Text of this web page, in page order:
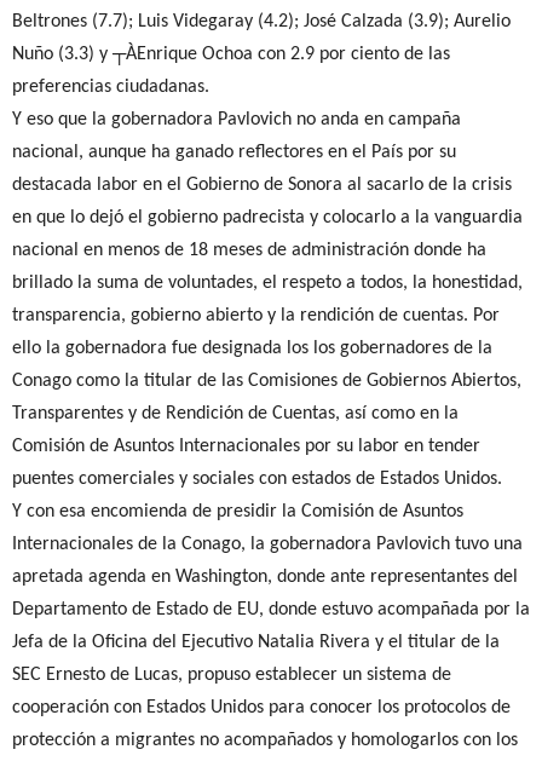
Beltrones (7.7); Luis Videgaray (4.2); José Calzada (3.9); Aurelio
Nuño (3.3) y ┬ÀEnrique Ochoa con 2.9 por ciento de las
preferencias ciudadanas.
Y eso que la gobernadora Pavlovich no anda en campaña
nacional, aunque ha ganado reflectores en el País por su
destacada labor en el Gobierno de Sonora al sacarlo de la crisis
en que lo dejó el gobierno padrecista y colocarlo a la vanguardia
nacional en menos de 18 meses de administración donde ha
brillado la suma de voluntades, el respeto a todos, la honestidad,
transparencia, gobierno abierto y la rendición de cuentas. Por
ello la gobernadora fue designada los los gobernadores de la
Conago como la titular de las Comisiones de Gobiernos Abiertos,
Transparentes y de Rendición de Cuentas, así como en la
Comisión de Asuntos Internacionales por su labor en tender
puentes comerciales y sociales con estados de Estados Unidos.
Y con esa encomienda de presidir la Comisión de Asuntos
Internacionales de la Conago, la gobernadora Pavlovich tuvo una
apretada agenda en Washington, donde ante representantes del
Departamento de Estado de EU, donde estuvo acompañada por la
Jefa de la Oficina del Ejecutivo Natalia Rivera y el titular de la
SEC Ernesto de Lucas, propuso establecer un sistema de
cooperación con Estados Unidos para conocer los protocolos de
protección a migrantes no acompañados y homologarlos con los